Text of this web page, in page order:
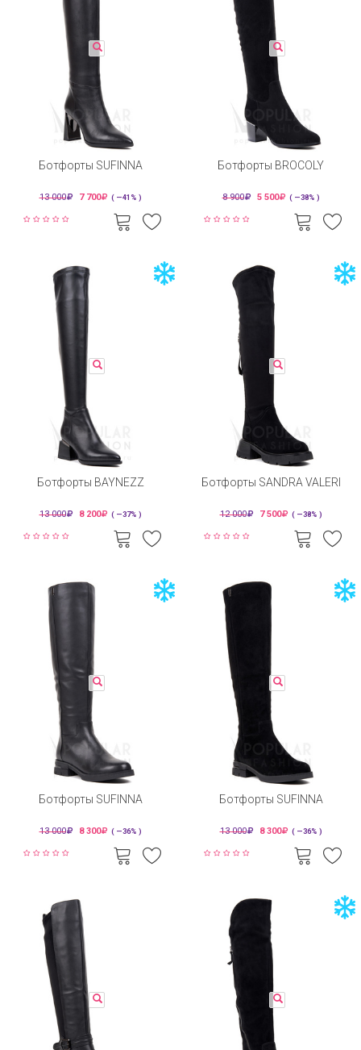
Ботфорты SUFINNA
13 000 7 700 ( —41% )
Ботфорты BROCOLY
8 900 5 500 ( —38% )
Ботфорты BAYNEZZ
13 000 8 200 ( —37% )
Ботфорты SANDRA VALERI
12 000 7 500 ( —38% )
Ботфорты SUFINNA
13 000 8 300 ( —36% )
Ботфорты SUFINNA
13 000 8 300 ( —36% )